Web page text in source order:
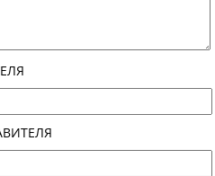
личных соревнований
– 11.95
...– 29.03 Марк Кондратюк –
Игнатов – 26.83 Владислав...
СТАДИОН